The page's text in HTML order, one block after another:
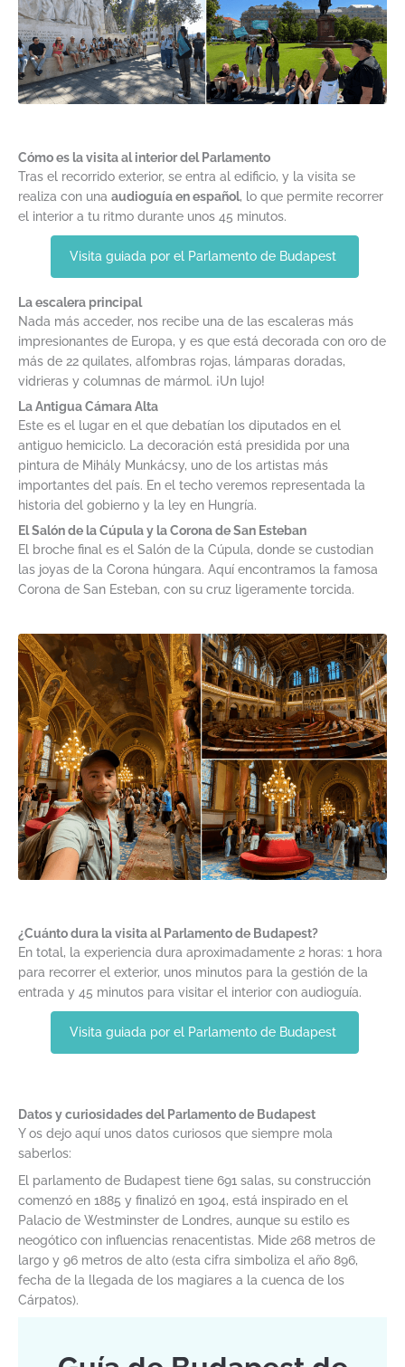
Cómo es la visita al interior del Parlamento
Tras el recorrido exterior, se entra al edificio, y la visita se
realiza con una audioguía en español, lo que permite recorrer
el interior a tu ritmo durante unos 45 minutos.
Visita guiada por el Parlamento de Budapest
La escalera principal
Nada más acceder, nos recibe una de las escaleras más
impresionantes de Europa, y es que está decorada con oro de
más de 22 quilates, alfombras rojas, lámparas doradas,
vidrieras y columnas de mármol. ¡Un lujo!
La Antigua Cámara Alta
Este es el lugar en el que debatían los diputados en el
antiguo hemiciclo. La decoración está presidida por una
pintura de Mihály Munkácsy, uno de los artistas más
importantes del país. En el techo veremos representada la
historia del gobierno y la ley en Hungría.
El Salón de la Cúpula y la Corona de San Esteban
El broche final es el Salón de la Cúpula, donde se custodian
las joyas de la Corona húngara. Aquí encontramos la famosa
Corona de San Esteban, con su cruz ligeramente torcida.
¿Cuánto dura la visita al Parlamento de Budapest?
En total, la experiencia dura aproximadamente 2 horas: 1 hora
para recorrer el exterior, unos minutos para la gestión de la
entrada y 45 minutos para visitar el interior con audioguía.
Visita guiada por el Parlamento de Budapest
Datos y curiosidades del Parlamento de Budapest
Y os dejo aquí unos datos curiosos que siempre mola
saberlos:
El parlamento de Budapest tiene 691 salas, su construcción
comenzó en 1885 y finalizó en 1904, está inspirado en el
Palacio de Westminster de Londres, aunque su estilo es
neogótico con influencias renacentistas. Mide 268 metros de
largo y 96 metros de alto (esta cifra simboliza el año 896,
fecha de la llegada de los magiares a la cuenca de los
Cárpatos).